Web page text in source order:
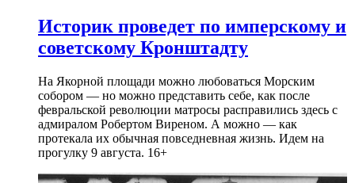
Историк проведет по имперскому и
советскому Кронштадту
На Якорной площади можно любоваться Морским
собором — но можно представить себе, как после
февральской революции матросы расправились здесь с
адмиралом Робертом Виреном. А можно — как
протекала их обычная повседневная жизнь. Идем на
прогулку 9 августа. 16+